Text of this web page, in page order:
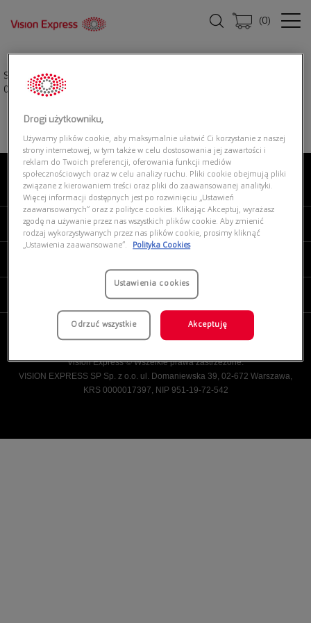
(0)
Strona główna|
0OO9454 945402
O NAS
MOJE VISION EXPRESS
Vision Express © Wszelkie prawa zastrzeżone.
VISION EXPRESS SP Sp. z o.o. ul. Domaniewska 39, 02-672 Warszawa,
KRS 0000017397, NIP 951-19-72-542
Drogi użytkowniku,
Używamy plików cookie, aby maksymalnie ułatwić Ci korzystanie z naszej
strony internetowej, w tym także w celu dostosowania jej zawartości i
reklam do Twoich preferencji, oferowania funkcji mediów
społecznościowych oraz w celu analizy ruchu. Pliki cookie obejmują pliki
związane z kierowaniem treści oraz pliki do zaawansowanej analityki.
Więcej informacji dostępnych jest po rozwinięciu „Ustawień
zaawansowanych” oraz z polityce cookies. Klikając Akceptuj, wyrażasz
zgodę na używanie przez nas wszystkich plików cookie. Aby zmienić
rodzaj wykorzystywanych przez nas plików cookie, prosimy kliknąć
„Ustawienia zaawansowane”.
Polityka Cookies
Ustawienia cookies
Odrzuć wszystkie Akceptuję